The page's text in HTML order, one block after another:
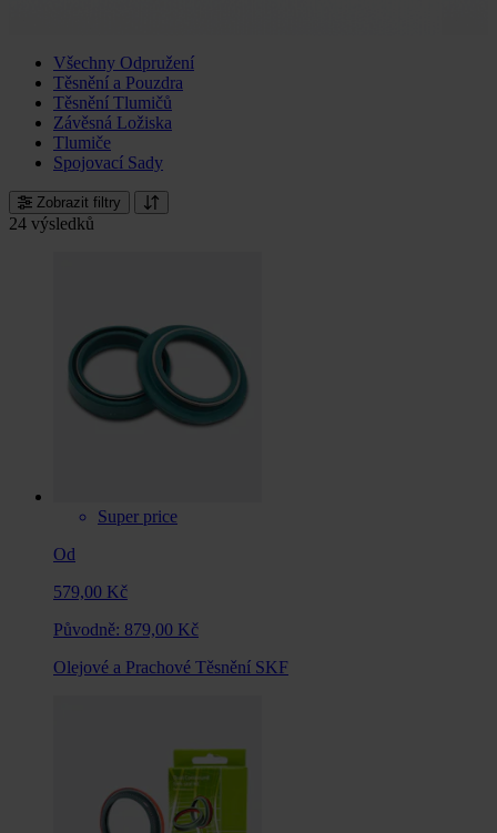
Všechny Odpružení
Těsnění a Pouzdra
Těsnění Tlumičů
Závěsná Ložiska
Tlumiče
Spojovací Sady
Zobrazit filtry
24 výsledků
Super price
Od
579,00 Kč
Původně: 879,00 Kč
Olejové a Prachové Těsnění SKF